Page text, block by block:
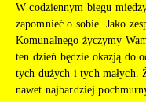
W codziennym biegu
zapomnieć o sobie. Jako
Komunalnego życzymy
ten dzień będzie okazją do
tych dużych i tych małych.
nawet najbardziej